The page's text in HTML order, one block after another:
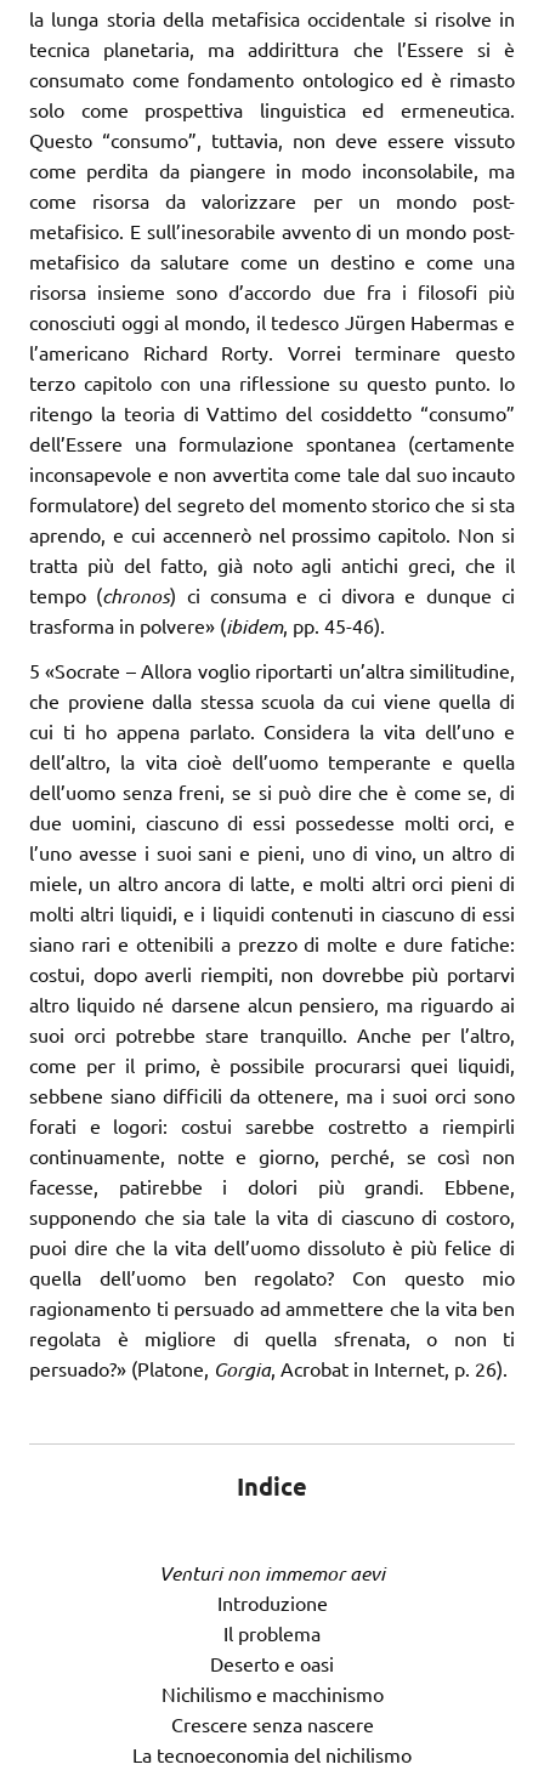
la lunga storia della metafisica occidentale si risolve in
tecnica planetaria, ma addirittura che l’Essere si è
consumato come fondamento ontologico ed è rimasto
solo come prospettiva linguistica ed ermeneutica.
Questo “consumo”, tuttavia, non deve essere vissuto
come perdita da piangere in modo inconsolabile, ma
come risorsa da valorizzare per un mondo post-
metafisico. E sull’inesorabile avvento di un mondo post-
metafisico da salutare come un destino e come una
risorsa insieme sono d’accordo due fra i filosofi più
conosciuti oggi al mondo, il tedesco Jürgen Habermas e
l’americano Richard Rorty. Vorrei terminare questo
terzo capitolo con una riflessione su questo punto. Io
ritengo la teoria di Vattimo del cosiddetto “consumo”
dell’Essere una formulazione spontanea (certamente
inconsapevole e non avvertita come tale dal suo incauto
formulatore) del segreto del momento storico che si sta
aprendo, e cui accennerò nel prossimo capitolo. Non si
tratta più del fatto, già noto agli antichi greci, che il
tempo (chronos) ci consuma e ci divora e dunque ci
trasforma in polvere» (ibidem, pp. 45-46).
5 «Socrate – Allora voglio riportarti un’altra similitudine,
che proviene dalla stessa scuola da cui viene quella di
cui ti ho appena parlato. Considera la vita dell’uno e
dell’altro, la vita cioè dell’uomo temperante e quella
dell’uomo senza freni, se si può dire che è come se, di
due uomini, ciascuno di essi possedesse molti orci, e
l’uno avesse i suoi sani e pieni, uno di vino, un altro di
miele, un altro ancora di latte, e molti altri orci pieni di
molti altri liquidi, e i liquidi contenuti in ciascuno di essi
siano rari e ottenibili a prezzo di molte e dure fatiche:
costui, dopo averli riempiti, non dovrebbe più portarvi
altro liquido né darsene alcun pensiero, ma riguardo ai
suoi orci potrebbe stare tranquillo. Anche per l’altro,
come per il primo, è possibile procurarsi quei liquidi,
sebbene siano difficili da ottenere, ma i suoi orci sono
forati e logori: costui sarebbe costretto a riempirli
continuamente, notte e giorno, perché, se così non
facesse, patirebbe i dolori più grandi. Ebbene,
supponendo che sia tale la vita di ciascuno di costoro,
puoi dire che la vita dell’uomo dissoluto è più felice di
quella dell’uomo ben regolato? Con questo mio
ragionamento ti persuado ad ammettere che la vita ben
regolata è migliore di quella sfrenata, o non ti
persuado?» (Platone, Gorgia, Acrobat in Internet, p. 26).
Indice
Venturi non immemor aevi
Introduzione
Il problema
Deserto e oasi
Nichilismo e macchinismo
Crescere senza nascere
La tecnoeconomia del nichilismo